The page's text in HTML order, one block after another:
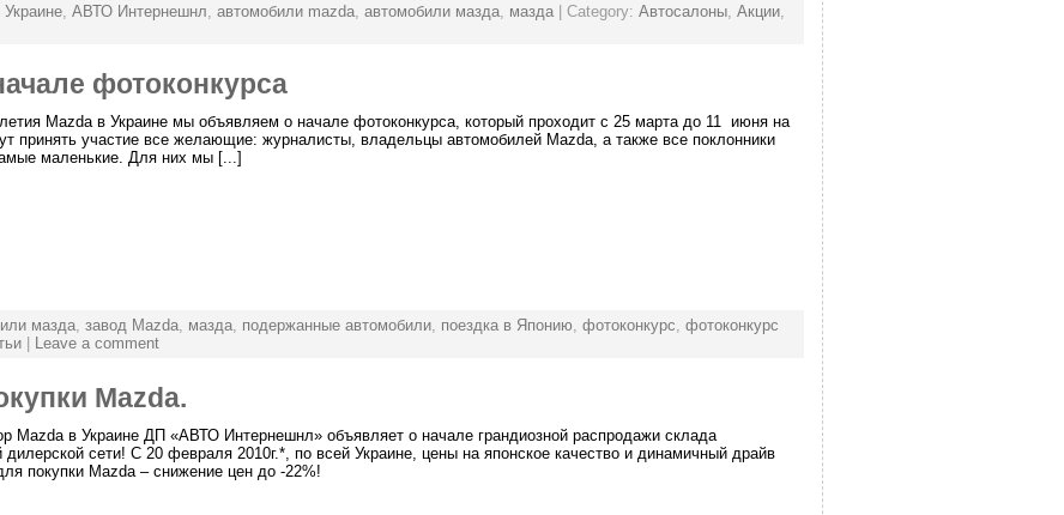
Украине, АВТО Интернешнл, автомобили mazda, автомобили мазда, мазда | Category: Автосалоны, Акции,
фотоконкурса
Mazda в Украине мы объявляем о начале фотоконкурса, который проходит с 25 марта до 11 июня на
принять участие все желающие: журналисты, владельцы автомобилей Mazda, а также все поклонники
маленькие. Для них мы [...]
мазда, завод Mazda, мазда, подержанные автомобили, поездка в Японию, фотоконкурс, фотоконкурс
Leave a comment
Mazda.
Mazda в Украине ДП «АВТО Интернешнл» объявляет о начале грандиозной распродажи склада
сети! С 20 февраля 2010г.*, по всей Украине, цены на японское качество и динамичный драйв
покупки Mazda – снижение цен до -22%!